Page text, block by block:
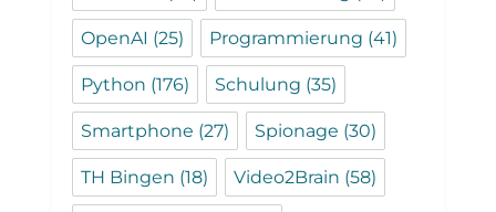
OpenAI (25) Programmierung (41)
Python (176) Schulung (35)
Smartphone (27) Spionage (30)
TH Bingen (18) Video2Brain (58)